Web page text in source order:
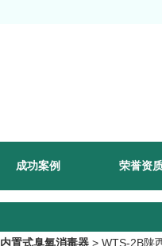
成功案例 荣誉资
内置式臭氧消毒器 > WTS-2B陕